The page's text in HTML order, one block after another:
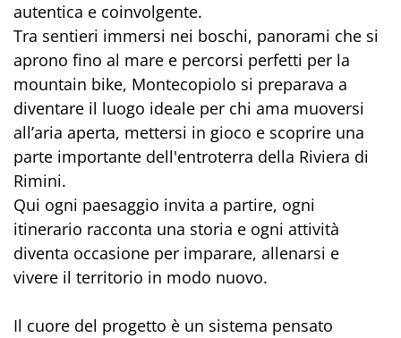
autentica e coinvolgente.
Tra sentieri immersi nei boschi, panorami che si
aprono fino al mare e percorsi perfetti per la
mountain bike, Montecopiolo si preparava a
diventare il luogo ideale per chi ama muoversi
all’aria aperta, mettersi in gioco e scoprire una
parte importante dell'entroterra della Riviera di
Rimini.
Qui ogni paesaggio invita a partire, ogni
itinerario racconta una storia e ogni attività
diventa occasione per imparare, allenarsi e
vivere il territorio in modo nuovo.
Il cuore del progetto è un sistema pensato